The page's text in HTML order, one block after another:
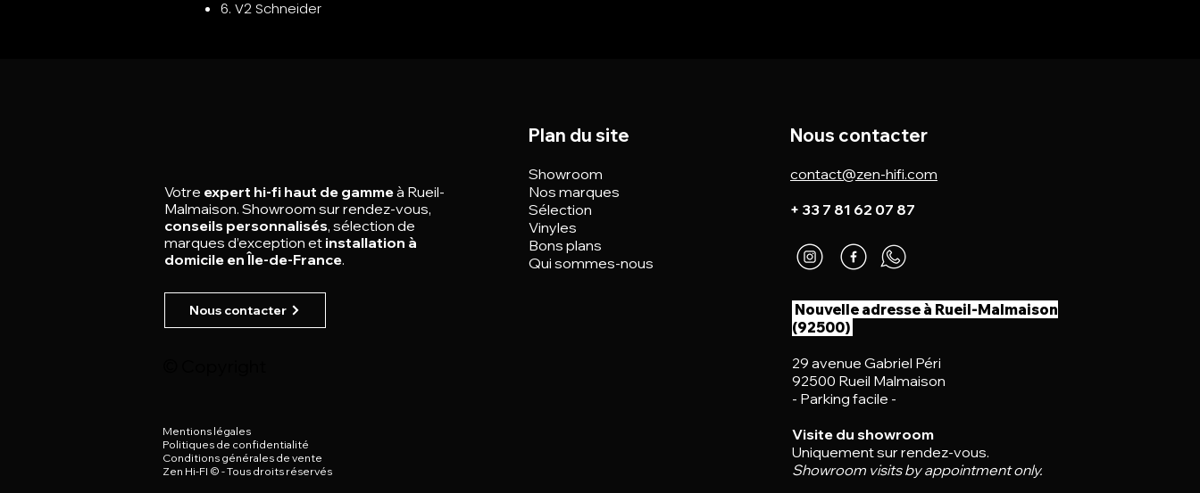
6. V2 Schneider
Votre expert hi-fi haut de gammeà Rueil-
Malmaison. Showroom sur rendez-vous,
conseils personnalisés, sélection de
marques d’exception et installation à
domicile en Île-de-France.
Plan du site
Showroom
Nos marques
Sélection
Vinyles
Bons plans
Qui sommes-nous
Nous contacter
Mentions légales
Politiques de confidentialité
Conditions générales de vente
Zen Hi-FI © -Tous droits réservés
Nous contacter
contact@zen-hifi.com
+ 33 7 81 62 07 87
Nouvelle adresse à Rueil-Malmaison
(92500)
29 avenue Gabriel Péri
92500 Rueil Malmaison
- Parking facile -
Visite du showroom
Uniquement sur rendez-vous.
Showroom visits by appointment only.